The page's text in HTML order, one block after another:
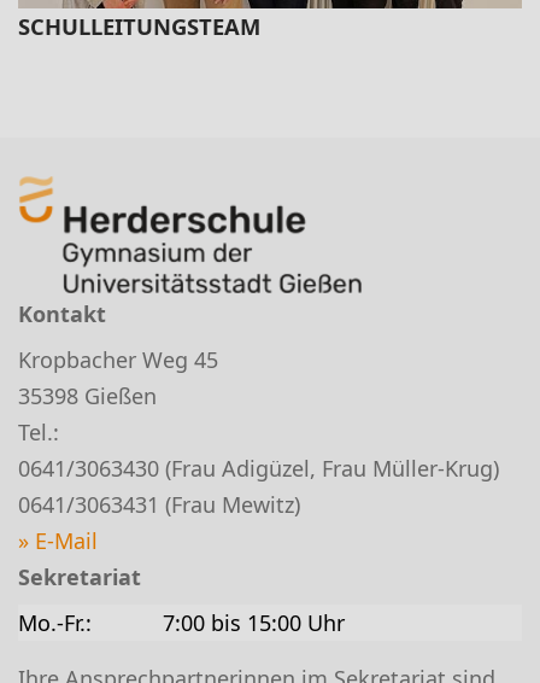
SCHULLEITUNGSTEAM
Kontakt
Kropbacher Weg 45
35398 Gießen
Tel.:
0641/3063430 (Frau Adigüzel, Frau Müller-Krug)
0641/3063431 (Frau Mewitz)
» E-Mail
Sekretariat
Mo.-Fr.:
7:00 bis 15:00 Uhr